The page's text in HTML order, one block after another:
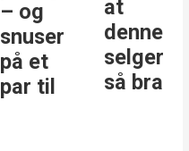
i
klassen
bilkjøp